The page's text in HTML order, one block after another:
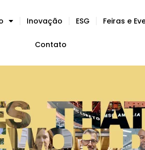
Inovação ESG Feiras e
Contato